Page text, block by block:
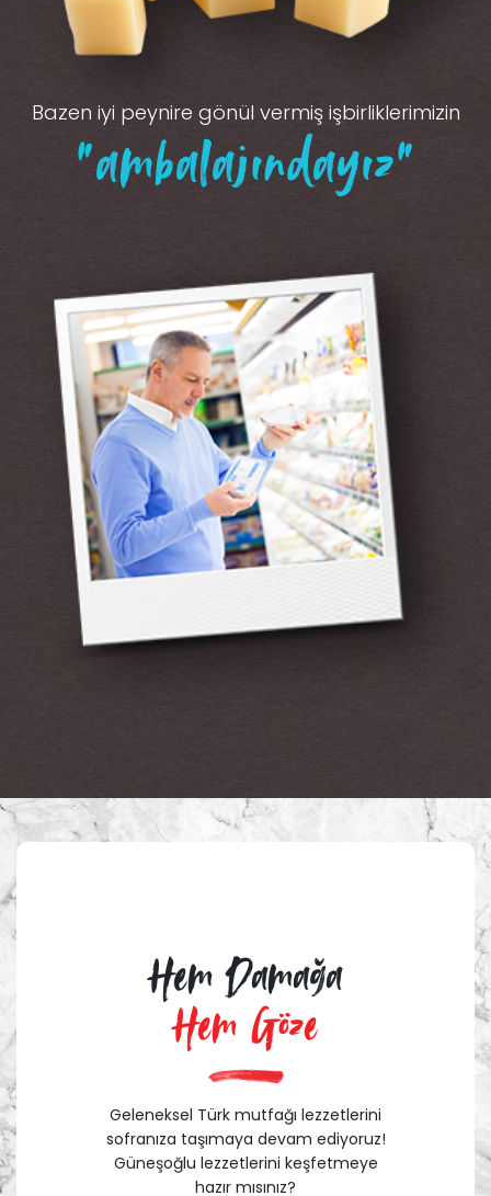
Bazen iyi peynire gönül vermiş işbirliklerimizin
“ambalajındayız”
Hem Damağa
Hem Göze
Geleneksel Türk mutfağı lezzetlerini
sofranıza taşımaya devam ediyoruz!
Güneşoğlu lezzetlerini keşfetmeye
hazır mısınız?